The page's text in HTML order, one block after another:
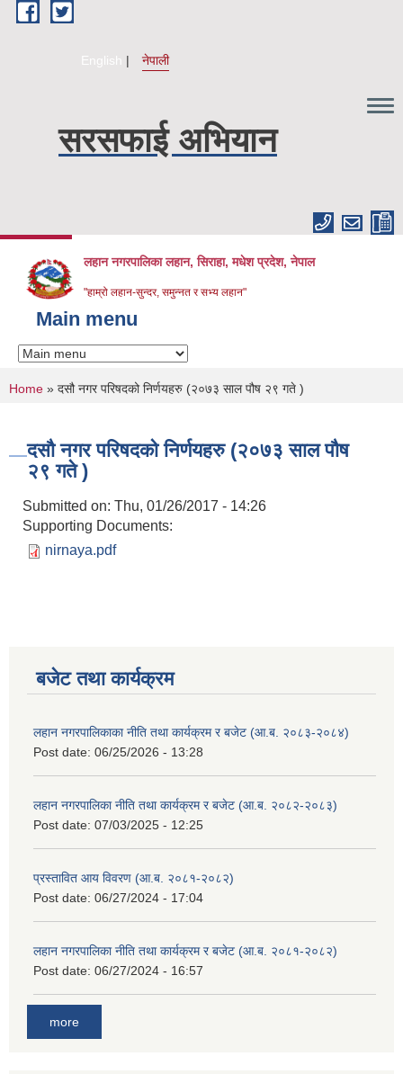
Skip to main content
English नेपाली
सरसफाई अभियान
लहान नगरपालिका लहान, सिराहा, मधेश प्रदेश, नेपाल
"हाम्रो लहान-सुन्दर, समुन्नत र सभ्य लहान"
Main menu
You are here
Home » दसौ नगर परिषदको निर्णयहरु (२०७३ साल पौष २९ गते )
दसौ नगर परिषदको निर्णयहरु (२०७३ साल पौष
२९ गते )
Submitted on: Thu, 01/26/2017 - 14:26
Supporting Documents:
nirnaya.pdf
बजेट तथा कार्यक्रम
लहान नगरपालिकाका नीति तथा कार्यक्रम र बजेट (आ.ब. २०८३-२०८४)
Post date: 06/25/2026 - 13:28
लहान नगरपालिका नीति तथा कार्यक्रम र बजेट (आ.ब. २०८२-२०८३)
Post date: 07/03/2025 - 12:25
प्रस्तावित आय विवरण (आ.ब. २०८१-२०८२)
Post date: 06/27/2024 - 17:04
लहान नगरपालिका नीति तथा कार्यक्रम र बजेट (आ.ब. २०८१-२०८२)
Post date: 06/27/2024 - 16:57
more